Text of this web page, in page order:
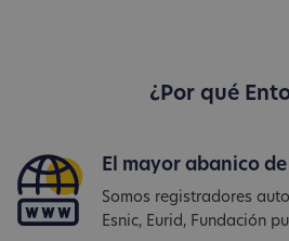
¿Por qué
El mayor abanico
Somos registradores
Esnic, Eurid, Fundación